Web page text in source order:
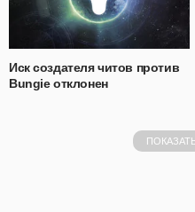
Иск создателя читов против
Bungie отклонен